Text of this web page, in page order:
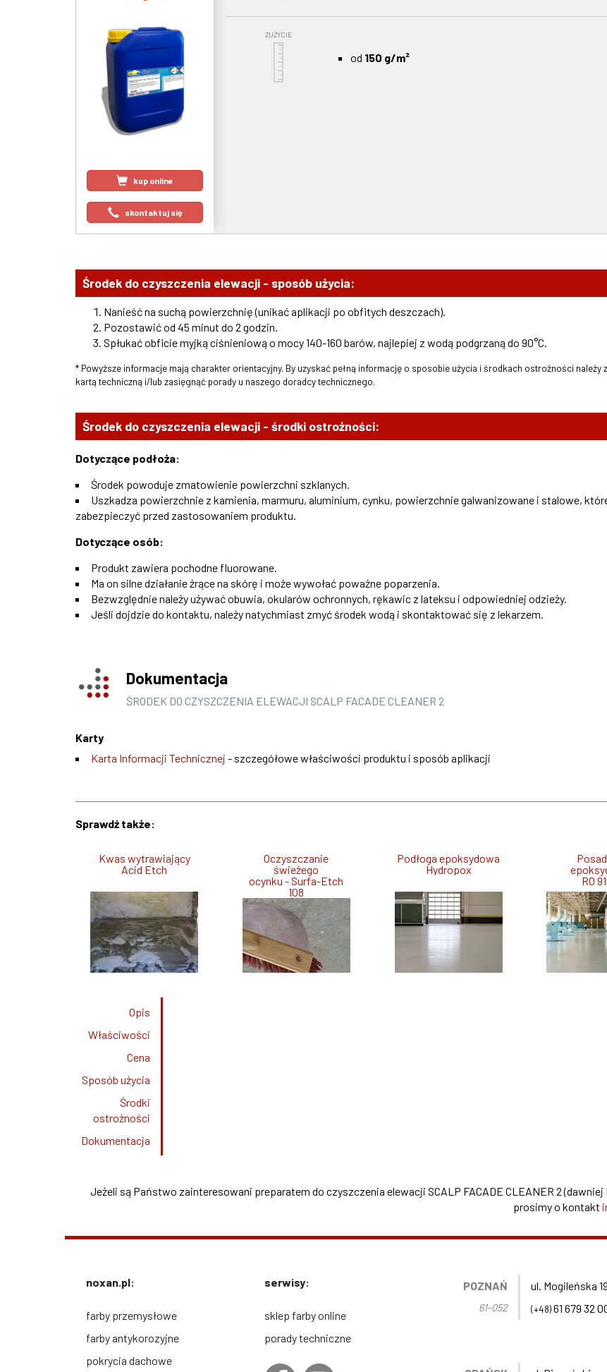
kup online
skontaktuj się
ZUŻYCIE
od 150 g/m²
Środek do czyszczenia elewacji - sposób użycia:
Nanieść na suchą powierzchnię (unikać aplikacji po obfitych deszczach).
Pozostawić od 45 minut do 2 godzin.
Spłukać obficie myjką ciśnieniową o mocy 140-160 barów, najlepiej z wodą podgrzaną do 90°C.
* Powyższe informacje mają charakter orientacyjny. By uzyskać pełną informację o sposobie użycia i środkach ostrożności należy
kartą techniczną i/lub zasięgnąć porady u naszego doradcy technicznego.
Środek do czyszczenia elewacji - środki ostrożności:
Dotyczące podłoża:
Środek powoduje zmatowienie powierzchni szklanych.
Uszkadza powierzchnie z kamienia, marmuru, aluminium, cynku, powierzchnie galwanizowane i stalowe,
zabezpieczyć przed zastosowaniem produktu.
Dotyczące osób:
Produkt zawiera pochodne fluorowane.
Ma on silne działanie żrące na skórę i może wywołać poważne poparzenia.
Bezwzględnie należy używać obuwia, okularów ochronnych, rękawic z lateksu i odpowiedniej odzieży.
Jeśli dojdzie do kontaktu, należy natychmiast zmyć środek wodą i skontaktować się z lekarzem.
Dokumentacja
ŚRODEK DO CZYSZCZENIA ELEWACJI SCALP FACADE CLEANER 2
Karty
Karta Informacji Technicznej - szczegółowe właściwości produktu i sposób aplikacji
Sprawdź także:
Kwas wytrawiający
Acid Etch
Oczyszczanie
świeżego
ocynku - Surfa-Etch
108
Podłoga epoksydowa
Hydropox
RO
Opis
Właściwości
Cena
Sposób użycia
Środki
ostrożności
Dokumentacja
Jeżeli są Państwo zainteresowani preparatem do czyszczenia elewacji SCALP FACADE CLEANER 2 (dawniej
prosimy o kontakt
noxan.pl:
farby przemysłowe
farby antykorozyjne
pokrycia dachowe
serwisy:
sklep farby online
porady techniczne
POZNAŃ
61-052
ul. Mogileńska 19
(+48)61 679 32